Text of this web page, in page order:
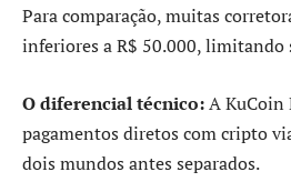
Para comparação, muitas
inferiores a R$ 50.000, limitando
O diferencial técnico:A KuCoin
pagamentos diretos com cripto
dois mundos antes separados.